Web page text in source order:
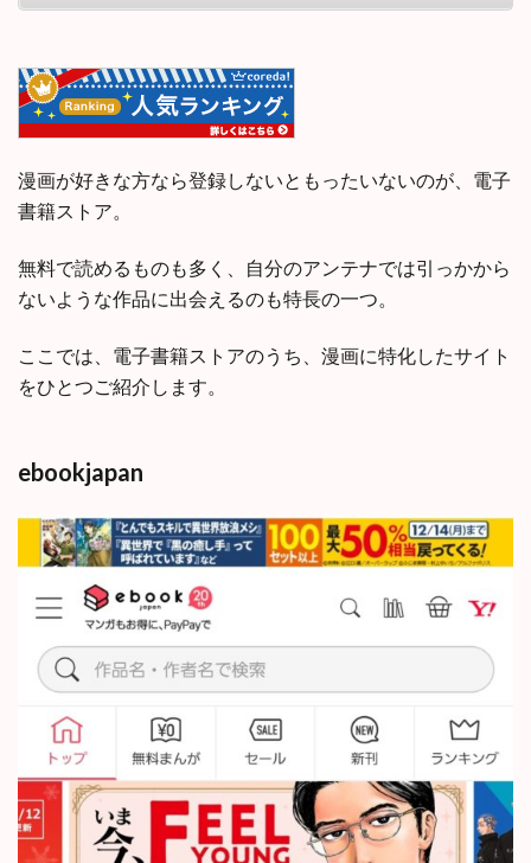
漫画が好きな方なら登録しないともったいないのが、電子
書籍ストア。
無料で読めるものも多く、自分のアンテナでは引っかから
ないような作品に出会えるのも特長の一つ。
ここでは、電子書籍ストアのうち、漫画に特化したサイト
をひとつご紹介します。
ebookjapan